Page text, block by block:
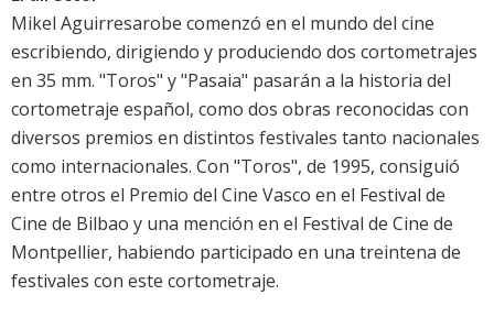
Mikel Aguirresarobe comenzó en el mundo del cine
escribiendo, dirigiendo y produciendo dos cortometrajes
en 35 mm. "Toros" y "Pasaia" pasarán a la historia del
cortometraje español, como dos obras reconocidas con
diversos premios en distintos festivales tanto nacionales
como internacionales. Con "Toros", de 1995, consiguió
entre otros el Premio del Cine Vasco en el Festival de
Cine de Bilbao y una mención en el Festival de Cine de
Montpellier, habiendo participado en una treintena de
festivales con este cortometraje.